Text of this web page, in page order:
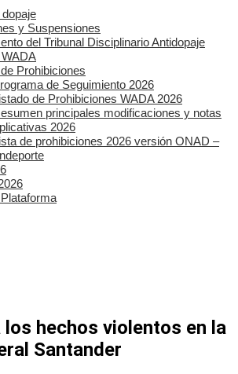
y Suspensiones
del Tribunal Disciplinario Antidopaje
Prohibiciones
de Seguimiento 2026
de Prohibiciones WADA 2026
principales modificaciones y notas
2026
de prohibiciones 2026 versión ONAD –
los hechos violentos en la
Santander